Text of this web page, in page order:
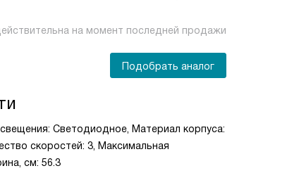
на момент последней продажи
Подобрать аналог
Светодиодное, Материал корпуса:
скоростей: 3, Максимальная
см: 56.3